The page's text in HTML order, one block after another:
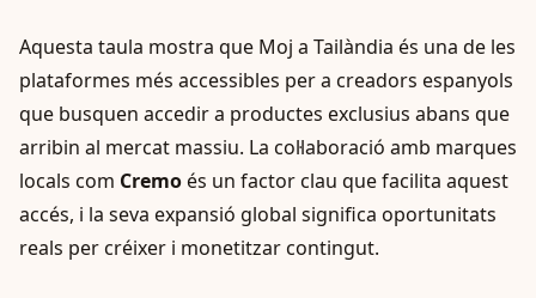
Aquesta taula mostra que Moj a Tailàndia és una de les
plataformes més accessibles per a creadors espanyols
que busquen accedir a productes exclusius abans que
arribin al mercat massiu. La col·laboració amb marques
locals com Cremoés un factor clau que facilita aquest
accés, i la seva expansió global significa oportunitats
reals per créixer i monetitzar contingut.